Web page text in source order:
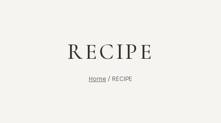
RECIPE
Home / RECIPE